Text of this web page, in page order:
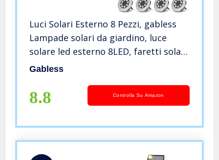
Luci Solari Esterno 8 Pezzi, gabless
Lampade solari da giardino, luce
solare led esterno 8LED, faretti solari
a led da esterno IP65 impermeabile,
giardino Paesaggio
Gabless
8.8 Controlla Su Amazon